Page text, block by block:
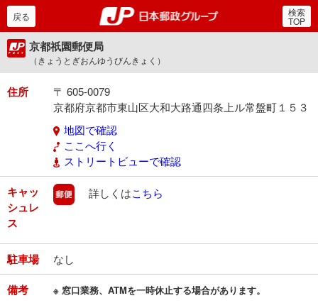
郵便局・日本郵政グルー
戻る 検索
TOP
京都祇園郵便局
（きょうとぎおんゆうびんきょく）
住所
〒 605-0079
京都府京都市東山区大和大路通四条上ル常盤町１５３
地図で確認
ここへ行く
ストリートビューで確認
キャッ
シュレ
ス
郵便
詳しくはこちら
駐車場 なし
備考 ※ 窓口業務、ATMを一時休止する場合があります。